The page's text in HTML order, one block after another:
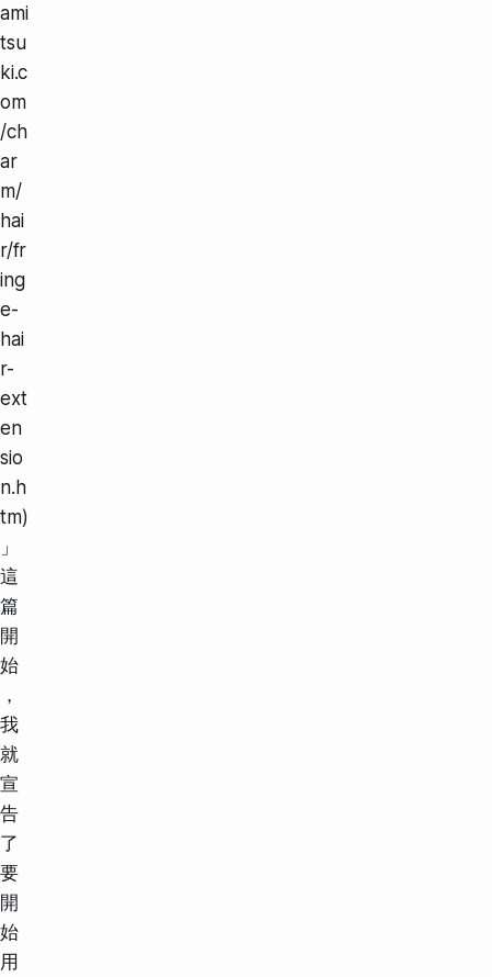
ami
tsu
ki.c
om
/ch
ar
m/
hai
r/fr
ing
e-
hai
r-
ext
en
sio
n.h
tm)
」
這
篇
開
始
，
我
就
宣
告
了
要
開
始
用